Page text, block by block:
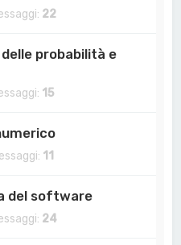
22
probabilità e
15
11
del software
24